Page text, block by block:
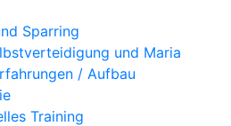
Sparring
und Maria
/ Aufbau
Training